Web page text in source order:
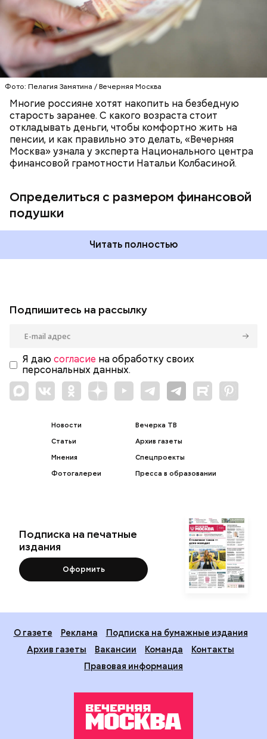
Фото: Пелагия Замятина / Вечерняя Москва
Многие россияне хотят накопить на безбедную
старость заранее. С какого возраста стоит
откладывать деньги, чтобы комфортно жить на
пенсии, и как правильно это делать, «Вечерняя
Москва» узнала у эксперта Национального центра
финансовой грамотности Натальи Колбасиной.
Определиться с размером финансовой
подушки
Читать полностью
ЭКОНОМИКА СТАРОСТЬ ДЕНЬГИ
Подпишитесь на рассылку
Я даю согласие на обработку своих
персональных данных.
Новости
Статьи
Мнения
Фотогалереи
Вечерка ТВ
Архив газеты
Спецпроекты
Пресса в образовании
Подписка на печатные
издания
Оформить
О газете Реклама
Подписка на бумажные издания
Архив газеты
Вакансии Команда
Контакты
Правовая информация